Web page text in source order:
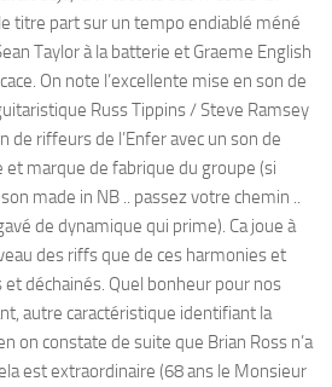
titre part sur un tempo endiablé méné
Taylor à la batterie et Graeme English
On note l’excellente mise en son de
Russ Tippins / Steve Ramsey
de riffeurs de l’Enfer avec un son de
marque de fabrique du groupe (si
made in NB .. passez votre chemin ..
de dynamique qui prime). Ca joue à
des riffs que de ces harmonies et
déchainés. Quel bonheur pour nos
autre caractéristique identifiant la
on constate de suite que Brian Ross n’a
est extraordinaire (68 ans le Monsieur